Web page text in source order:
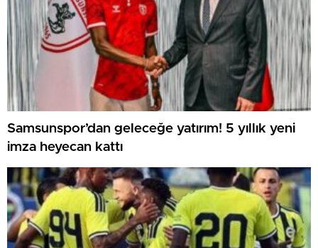
Samsunspor’dan geleceğe yatırım! 5 yıllık yeni
imza heyecan kattı